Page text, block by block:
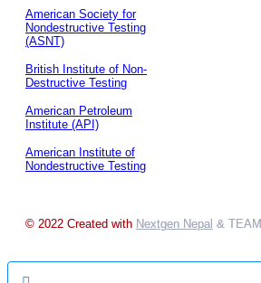
American Society for
Nondestructive Testing
(ASNT)
British Institute of Non-
Destructive Testing
American Petroleum
Institute (API)
American Institute of
Nondestructive Testing
© 2022 Created with Nextgen Nepal & TEAM